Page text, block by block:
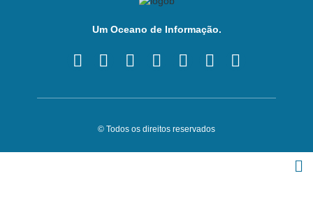
Um Oceano de Informação.
© Todos os direitos reservados